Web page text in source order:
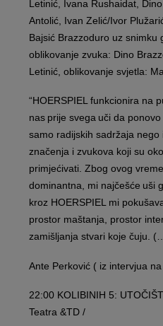
Letinić, Ivana Rushaidat,
Antolić, Ivan Zelić/Ivor
Bajsić Brazzoduro uz snimku
oblikovanje zvuka: Dino
Letinić, oblikovanje svjetla:
“HOERSPIEL funkcionira na
nas prije svega uči da
samo radijskih sadržaja nego
značenja i zvukova koji su
primjećivati. Zbog ovog
dominantna, mi najčešće uši
kroz HOERSPIEL mi
prostor maštanja, prostor
zamišljanja stvari koje čuju.
Ante Perković ( iz intervjua
22:00 KOLIBINIH 5:
Teatra &TD /